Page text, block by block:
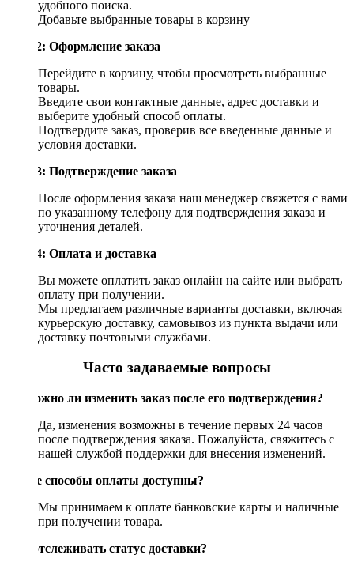
удобного поиска.
Добавьте выбранные товары в корзину
Шаг 2: Оформление заказа
Перейдите в корзину, чтобы просмотреть выбранные
товары.
Введите свои контактные данные, адрес доставки и
выберите удобный способ оплаты.
Подтвердите заказ, проверив все введенные данные и
условия доставки.
Шаг 3: Подтверждение заказа
После оформления заказа наш менеджер свяжется с вами
по указанному телефону для подтверждения заказа и
уточнения деталей.
Шаг 4: Оплата и доставка
Вы можете оплатить заказ онлайн на сайте или выбрать
оплату при получении.
Мы предлагаем различные варианты доставки, включая
курьерскую доставку, самовывоз из пункта выдачи или
доставку почтовыми службами.
Часто задаваемые вопросы
Возможно ли изменить заказ после его подтверждения?
Да, изменения возможны в течение первых 24 часов
после подтверждения заказа. Пожалуйста, свяжитесь с
нашей службой поддержки для внесения изменений.
Какие способы оплаты доступны?
Мы принимаем к оплате банковские карты и наличные
при получении товара.
Как отслеживать статус доставки?